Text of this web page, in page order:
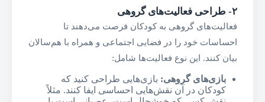
۲- طراحی فعالیت‌های گروهی
فعالیت‌های گروهی به کودکان فرصت می‌دهند تا
احساسات خود را در فضایی اجتماعی و همراه با هم‌سالان
بیان کنند. این نوع فعالیت‌ها شامل:
بازی‌های گروهی: بازی‌هایی طراحی کنید که
کودکان در آن نقش‌هایی احساسی ایفا کنند. مثلاً